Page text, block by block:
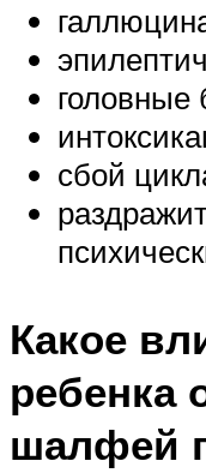
головные
сбой
Какое
ребенка
шалфей